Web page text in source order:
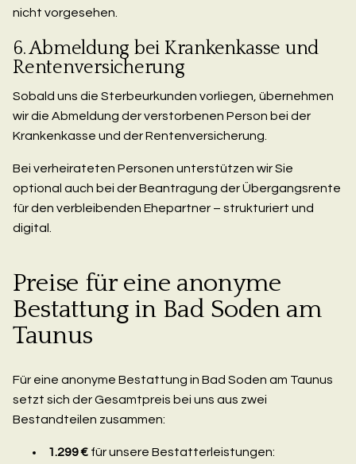
nicht vorgesehen.
6. Abmeldung bei Krankenkasse und
Rentenversicherung
Sobald uns die Sterbeurkunden vorliegen, übernehmen
wir die Abmeldung der verstorbenen Person bei der
Krankenkasse und der Rentenversicherung.
Bei verheirateten Personen unterstützen wir Sie
optional auch bei der Beantragung der Übergangsrente
für den verbleibenden Ehepartner – strukturiert und
digital.
Preise für eine anonyme
Bestattung in Bad Soden am
Taunus
Für eine anonyme Bestattung in Bad Soden am Taunus
setzt sich der Gesamtpreis bei uns aus zwei
Bestandteilen zusammen:
1.299 € für unsere Bestatterleistungen: